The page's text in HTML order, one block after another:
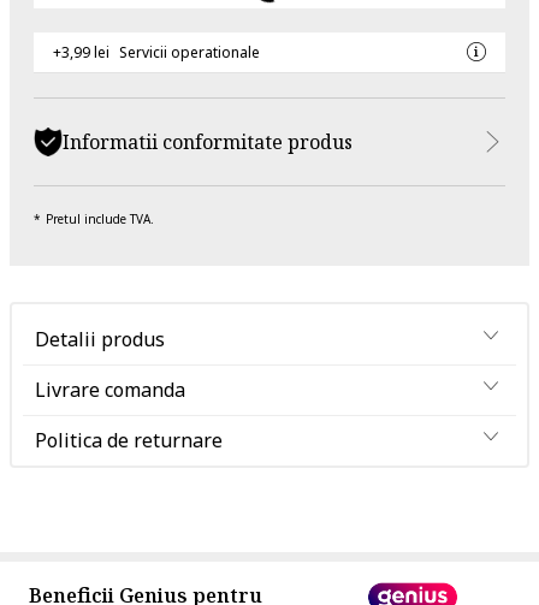
+3,99 lei Servicii operationale
Informatii conformitate produs
Pretul include TVA.
Detalii produs
Livrare comanda
Politica de returnare
Beneficii Genius pentru